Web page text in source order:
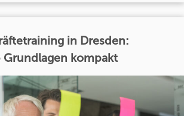
in Dresden:
Grundlagen kompakt